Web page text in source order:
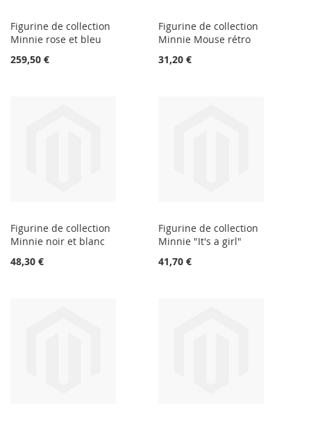
Figurine de collection
Minnie rose et bleu
259,50 €
Figurine de collection
Minnie Mouse rétro
31,20 €
Figurine de collection
Minnie noir et blanc
48,30 €
Figurine de collection
Minnie "It's a girl"
41,70 €